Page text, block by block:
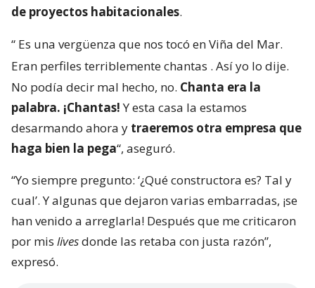
de proyectos habitacionales.
“ Es una vergüenza que nos tocó en Viña del Mar.
Eran perfiles terriblemente chantas . Así yo lo dije.
No podía decir mal hecho, no. Chanta era la
palabra. ¡Chantas!Y esta casa la estamos
desarmando ahora y traeremos otra empresa que
haga bien la pega“, aseguró.
“Yo siempre pregunto: ‘¿Qué constructora es? Tal y
cual’. Y algunas que dejaron varias embarradas, ¡se
han venido a arreglarla! Después que me criticaron
por mis livesdonde las retaba con justa razón”,
expresó.